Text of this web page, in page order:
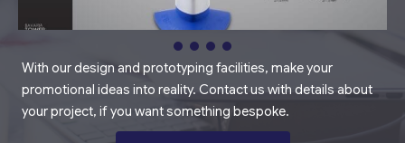
With our design and prototyping facilities, make your
promotional ideas into reality. Contact us with details about
your project, if you want something bespoke.